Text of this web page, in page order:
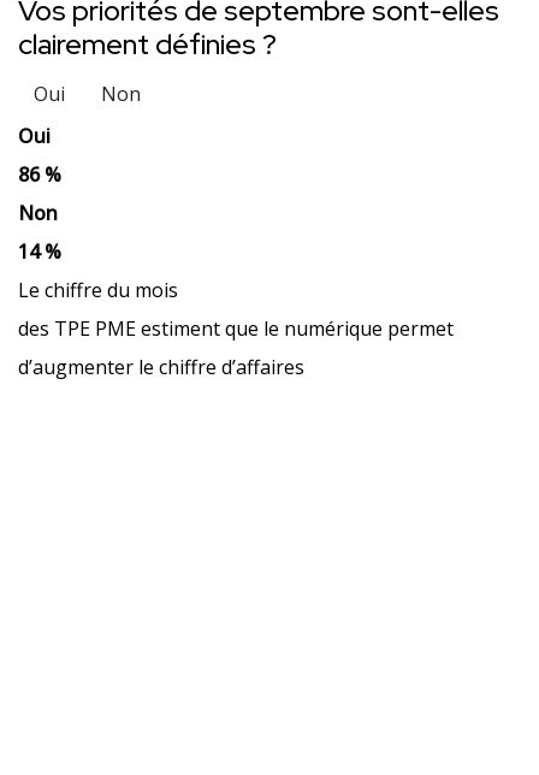
Vos priorités de septembre sont-elles
clairement définies ?
Oui
Non
Oui
86 %
Non
14 %
Le chiffre du mois
des TPE PME estiment que le numérique permet
d’augmenter le chiffre d’affaires